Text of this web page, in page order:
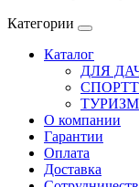
Категории
Каталог
ДЛЯ
ТУРИЗМ
О компании
Гарантии
Оплата
Доставка